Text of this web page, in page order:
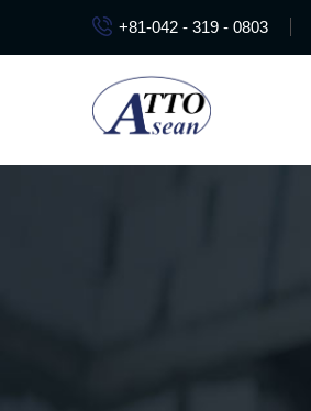
+81-042 - 319 - 0803